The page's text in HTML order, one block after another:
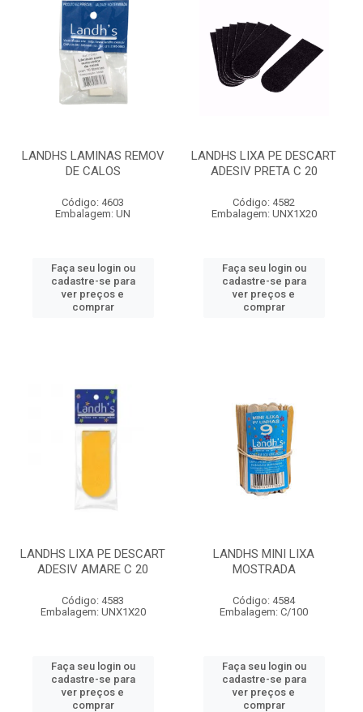
LANDHS LAMINAS REMOV
DE CALOS
Código: 4603
Embalagem: UN
Faça seu login ou
cadastre-se para
ver preços e
comprar
LANDHS LIXA PE DESCART
ADESIV PRETA C 20
Código: 4582
Embalagem: UNX1X20
Faça seu login ou
cadastre-se para
ver preços e
comprar
LANDHS LIXA PE DESCART
ADESIV AMARE C 20
Código: 4583
Embalagem: UNX1X20
Faça seu login ou
cadastre-se para
ver preços e
comprar
LANDHS MINI LIXA
MOSTRADA
Código: 4584
Embalagem: C/100
Faça seu login ou
cadastre-se para
ver preços e
comprar